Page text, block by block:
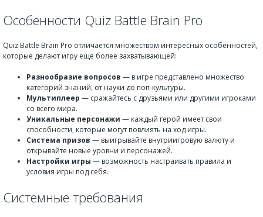
Особенности Quiz Battle Brain Pro
Quiz Battle Brain Pro отличается множеством интересных особенностей,
которые делают игру еще более захватывающей:
Разнообразие вопросов — в игре представлено множество
категорий знаний, от науки до поп-культуры.
Мультиплеер — сражайтесь с друзьями или другими игроками
со всего мира.
Уникальные персонажи — каждый герой имеет свои
способности, которые могут повлиять на ход игры.
Система призов — выигрывайте внутриигровую валюту и
открывайте новые уровни и персонажей.
Настройки игры — возможность настраивать правила и
условия игры под себя.
Системные требования